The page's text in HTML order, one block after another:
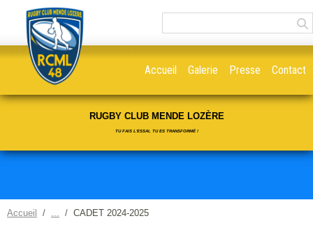
RUGBY CLUB MENDE LOZÈRE
TU FAIS L'ESSAI, TU ES TRANSFORMÉ !
Accueil CADET 2024-2025
Accueil Galerie Presse Contact
Panneau de gestion des cookies